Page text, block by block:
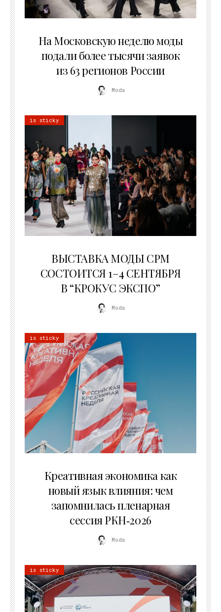
На Московскую неделю моды
подали более тысячи заявок
из 63 регионов России
Moda
is sticky
ВЫСТАВКА МОДЫ CPM
СОСТОИТСЯ 1–4 СЕНТЯБРЯ
В “КРОКУС ЭКСПО”
Moda
is sticky
Креативная экономика как
новый язык влияния: чем
запомнилась пленарная
сессия РКН‑2026
Moda
is sticky